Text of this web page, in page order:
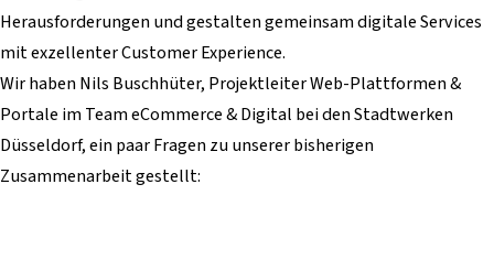
Herausforderungen und gestalten gemeinsam digitale Services
mit exzellenter Customer Experience.
Wir haben Nils Buschhüter, Projektleiter Web-Plattformen &
Portale im Team eCommerce & Digital bei den Stadtwerken
Düsseldorf, ein paar Fragen zu unserer bisherigen
Zusammenarbeit gestellt: